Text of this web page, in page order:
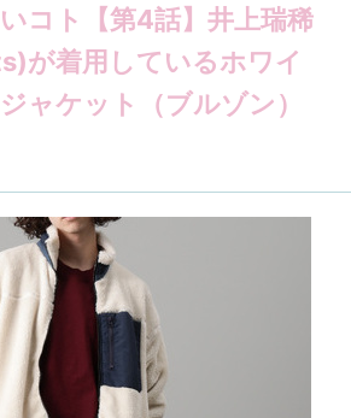
コト【第4話】井上瑞稀
が着用しているホワイ
ャケット（ブルゾン）